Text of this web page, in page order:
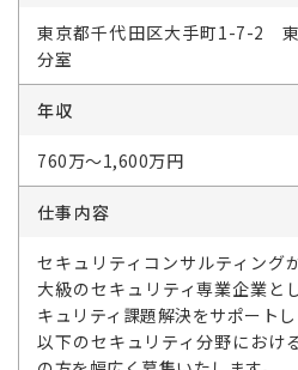
東京都千代田区大手町1-7-2
分室
年収
760万～1,600万円
仕事内容
セキュリティコンサルティング
大級のセキュリティ専業企業と
キュリティ課題解決をサポートし
以下のセキュリティ分野におけ